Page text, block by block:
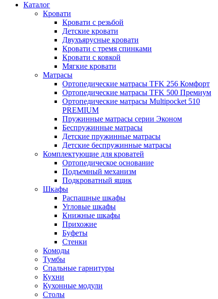
Каталог
Кровати
Кровати с резьбой
Детские кровати
Двухъярусные кровати
Кровати с тремя спинками
Кровати с ковкой
Мягкие кровати
Матрасы
Ортопедические матрасы TFK 256 Комфорт
Ортопедические матрасы TFK 500 Премиум
Ортопедические матрасы Multipocket 510
PREMIUM
Пружинные матрасы серии Эконом
Беспружинные матрасы
Детские пружинные матрасы
Детские беспружинные матрасы
Комплектующие для кроватей
Ортопедическое основание
Подъемный механизм
Подкроватный ящик
Шкафы
Распашные шкафы
Угловые шкафы
Книжные шкафы
Прихожие
Буфеты
Стенки
Комоды
Тумбы
Спальные гарнитуры
Кухни
Кухонные модули
Столы